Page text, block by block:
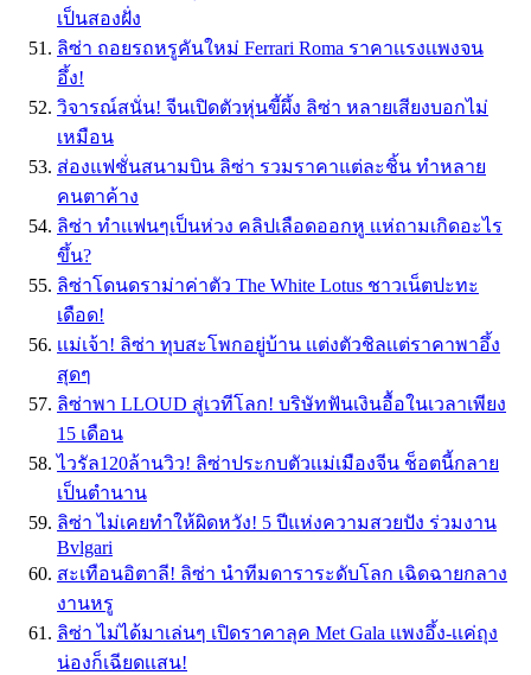
เป็นสองฝั่ง
ลิซ่า ถอยรถหรูคันใหม่ Ferrari Roma ราคาเเรงเเพงจน
อึ้ง!
วิจารณ์สนั่น! จีนเปิดตัวหุ่นขี้ผึ้ง ลิซ่า หลายเสียงบอกไม่
เหมือน
ส่องแฟชั่นสนามบิน ลิซ่า รวมราคาแต่ละชิ้น ทำหลาย
คนตาค้าง
ลิซ่า ทำเเฟนๆเป็นห่วง คลิปเลือดออกหู เเห่ถามเกิดอะไร
ขึ้น?
ลิซ่าโดนดราม่าค่าตัว The White Lotus ชาวเน็ตปะทะ
เดือด!
เเม่เจ้า! ลิซ่า ทุบสะโพกอยู่บ้าน เเต่งตัวชิลเเต่ราคาพาอึ้ง
สุดๆ
ลิซ่าพา LLOUD สู่เวทีโลก! บริษัทฟันเงินอื้อในเวลาเพียง
15 เดือน
ไวรัล120ล้านวิว! ลิซ่าประกบตัวเเม่เมืองจีน ช็อตนี้กลาย
เป็นตำนาน
ลิซ่า ไม่เคยทำให้ผิดหวัง! 5 ปีแห่งความสวยปัง ร่วมงาน
Bvlgari
สะเทือนอิตาลี! ลิซ่า นำทีมดาราระดับโลก เฉิดฉายกลาง
งานหรู
ลิซ่า ไม่ได้มาเล่นๆ เปิดราคาลุค Met Gala เเพงอึ้ง-เเค่ถุง
น่องก็เฉียดเเสน!